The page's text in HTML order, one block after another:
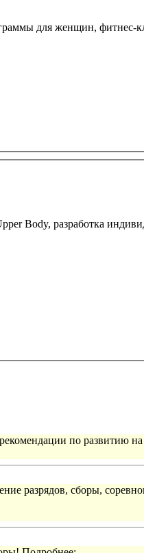
для женщин, фитнес-
Body, разработка
по развитию на
разрядов, сборы,